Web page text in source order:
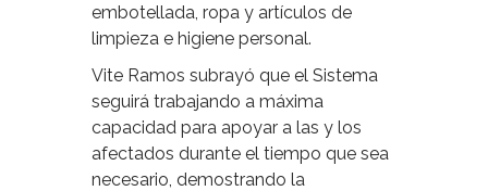
embotellada, ropa y artículos de
limpieza e higiene personal.
Vite Ramos subrayó que el Sistema
seguirá trabajando a máxima
capacidad para apoyar a las y los
afectados durante el tiempo que sea
necesario, demostrando la